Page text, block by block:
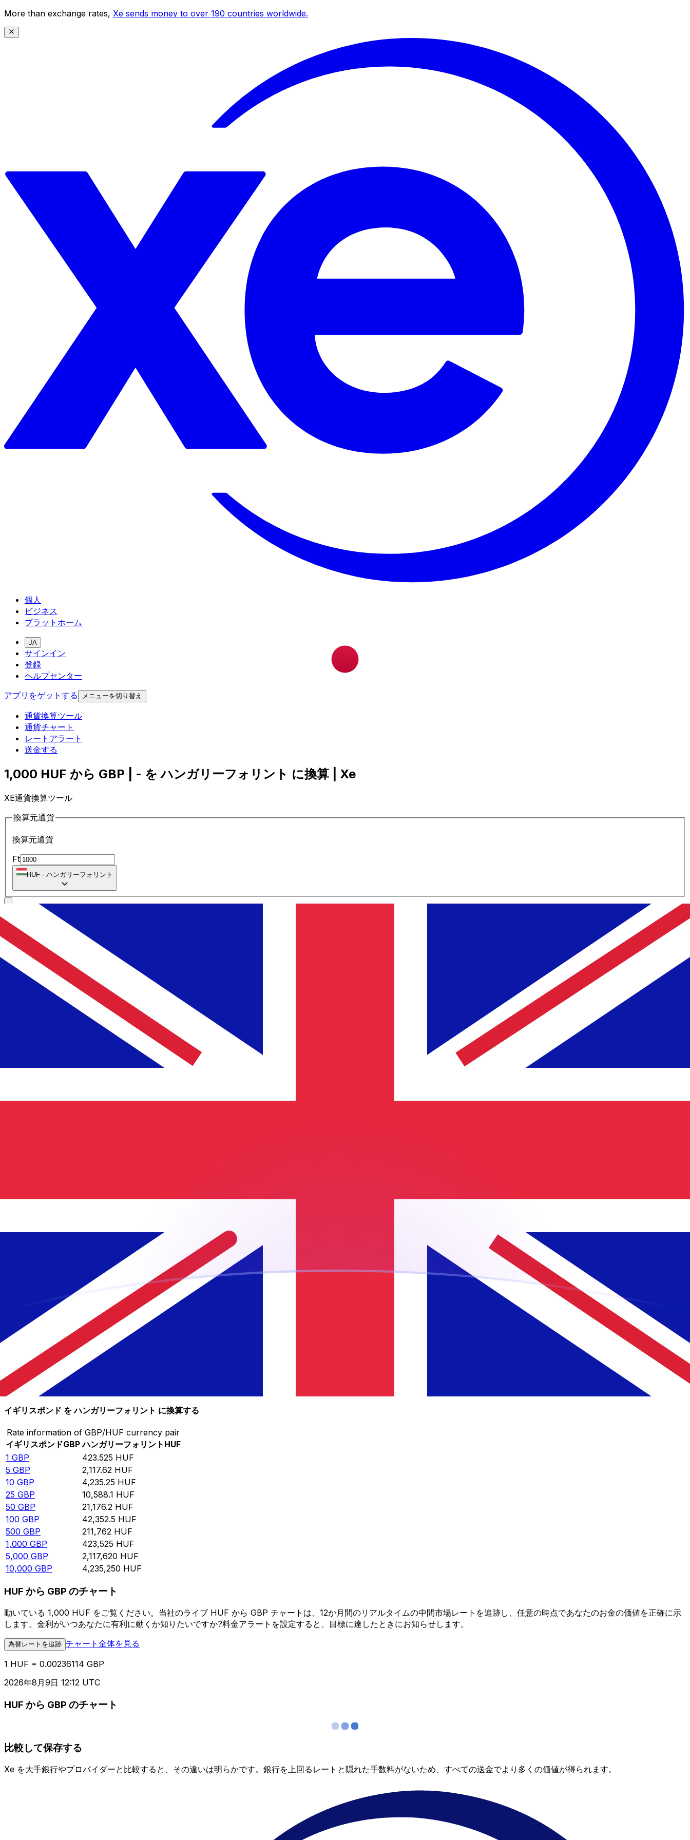
More than exchange rates, Xe sends money to over 190 countries worldwide.
個人
ビジネス
プラットホーム
JA
サインイン
登録
ヘルプセンター
アプリをゲットする
メニューを切り替え
通貨換算ツール
通貨チャート
レートアラート
送金する
1,000 HUF から GBP | - を ハンガリーフォリント に換算 | Xe
XE通貨換算ツール
換算元通貨
換算元通貨
Ft
HUF - ハンガリーフォリント
イギリスポンド
0.00236113
GBP
12:12 UTC時点のミッドマーケットレート
Rate information of HUF/GBP currency pair
イギリスポンド
GBP
GBP
0.0118057
GBP
0.0236114
GBP
0.0590285
GBP
HUF 0.118057 GBP
100
0.236114
1.18057
1,000 HUF
5,000
HUF
10,000
HUF
イギリスポンド を ハンガリーフォリント に換算する
Rate information of GBP/HUF currency pair
イギリスポンドGBP ハンガリーフォリント HUF
1 GBP 423.525 HUF
5 GBP 2,117.62 HUF
10 GBP 4,235.25 HUF
25 GBP 10,588.1 HUF
50 GBP 21,176.2 HUF
100 GBP 42,352.5 HUF
500 GBP 211,762 HUF
1,000 GBP 423,525 HUF
5,000 GBP 2,117,620 HUF
10,000 GBP 4,235,250 HUF
HUF から GBP のチャート
動いている 1,000 HUF をご覧ください。当社のライブ HUF から GBP チャートは、12か月間のリアルタイムの中間市場レートを追跡し、任意の時点であなたのお金の価値を正確に示
します。金利がいつあなたに有利に動くか知りたいですか?料金アラートを設定すると、目標に達したときにお知らせします。
為替レートを追跡 チャート全体を見る
1 HUF = 0.00236114 GBP
2026年8月9日 12:12 UTC
HUF から GBP のチャート
比較して保存する
Xe を大手銀行やプロバイダーと比較すると、その違いは明らかです。銀行を上回るレートと隠れた手数料がないため、すべての送金でより多くの価値が得られます。